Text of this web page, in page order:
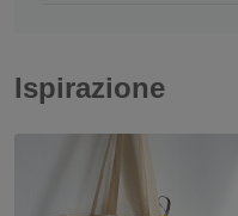
Ispirazione